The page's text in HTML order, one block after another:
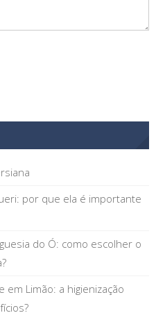
por que ela é importante
do Ó: como escolher o
em Limão: a higienização